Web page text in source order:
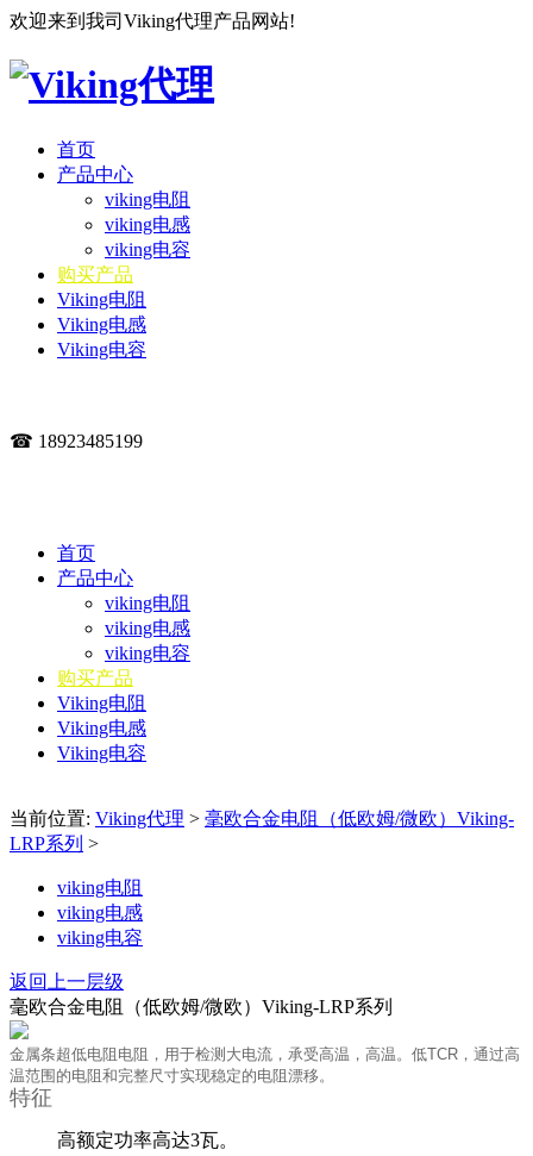
欢迎来到我司Viking代理产品网站!
首页
产品中心
viking电阻
viking电感
viking电容
购买产品
Viking电阻
Viking电感
Viking电容
☎ 18923485199
首页
产品中心
viking电阻
viking电感
viking电容
购买产品
Viking电阻
Viking电感
Viking电容
当前位置: Viking代理 > 毫欧合金电阻（低欧姆/微欧）Viking-
LRP系列 >
viking电阻
viking电感
viking电容
返回上一层级
毫欧合金电阻（低欧姆/微欧）Viking-LRP系列
金属条超低电阻电阻，用于检测大电流，承受高温，高温。 低TCR，通过高
温范围的电阻和完整尺寸实现稳定的电阻漂移。
特征
高额定功率高达3瓦。